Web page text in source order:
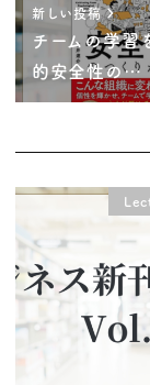
新しい投稿
チームの学習
的安全性の…